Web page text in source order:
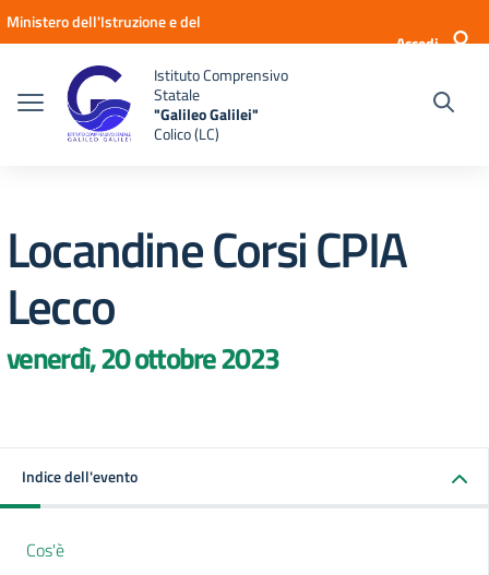
Vai ai contenuti
Vai al menu di navigazione
Vai al footer
Ministero dell'Istruzione e del
Accedi
Istituto Comprensivo
Statale
"Galileo Galilei"
Colico (LC)
Locandine Corsi CPIA
Lecco
venerdì, 20 ottobre 2023
Indice dell'evento
Cos'è